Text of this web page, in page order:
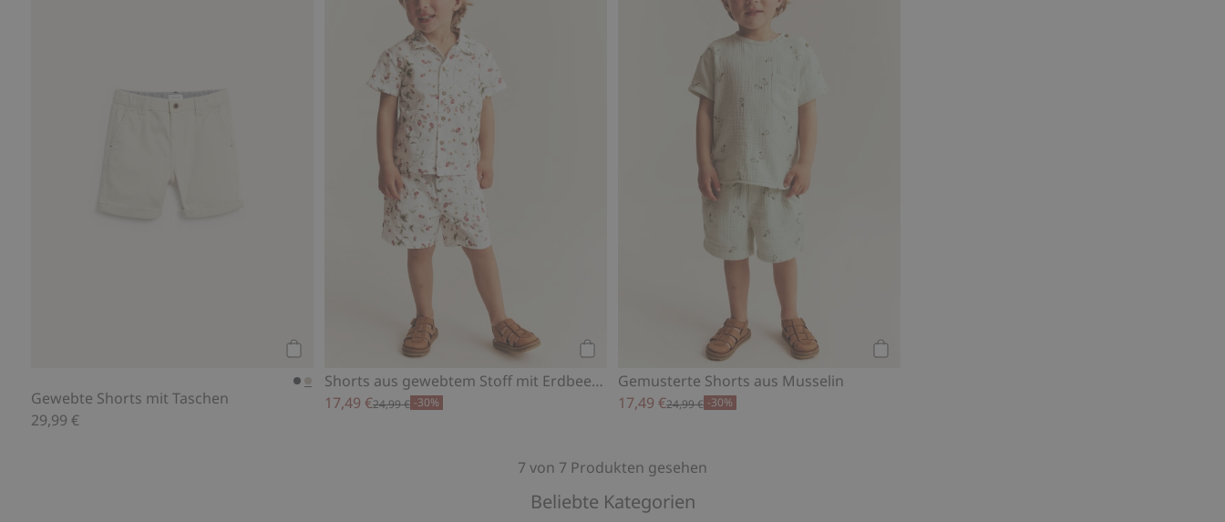
Gewebte Shorts mit Taschen
29,99 €
Shorts aus gewebtem Stoff mit Erdbeer-Muster
17,49 €24,99 € -30%
Gemusterte Shorts aus Musselin
17,49 €24,99 € -30%
7 von 7 Produkten gesehen
Beliebte Kategorien